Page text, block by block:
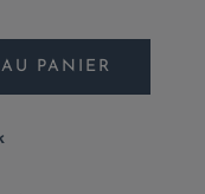
PANIER